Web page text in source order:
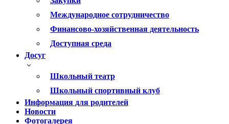
Международное сотрудничество
Финансово-хозяйственная деятельность
Доступная среда
Досуг
Школьный театр
Школьный спортивный клуб
Информация для родителей
Новости
Фотогалерея